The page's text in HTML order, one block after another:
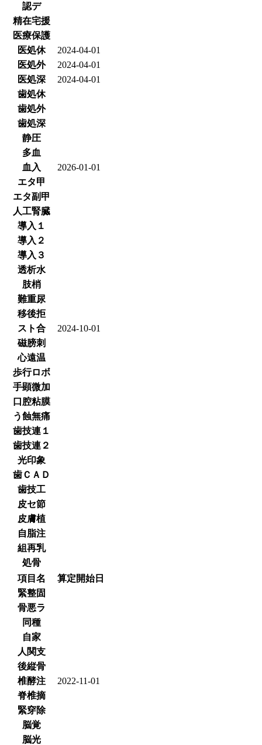
認デ
精在宅援
医療保護
医処休
2024-04-01
医処外
2024-04-01
医処深
2024-04-01
歯処休
歯処外
歯処深
静圧
多血
血入
2026-01-01
エタ甲
エタ副甲
人工腎臓
導入１
導入２
導入３
透析水
肢梢
難重尿
移後拒
スト合
2024-10-01
磁膀刺
心遠温
歩行ロボ
手顕微加
口腔粘膜
う蝕無痛
歯技連１
歯技連２
光印象
歯ＣＡＤ
歯技工
皮セ節
皮膚植
自脂注
組再乳
処骨
項目名
算定開始日
緊整固
骨悪ラ
同種
自家
人関支
後縦骨
椎酵注
2022-11-01
脊椎摘
緊穿除
脳覚
脳光